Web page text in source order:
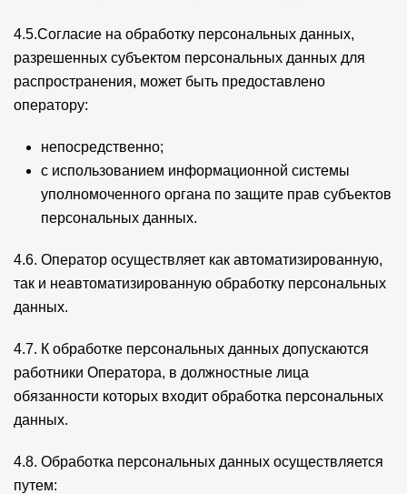
4.5.Согласие на обработку персональных данных,
разрешенных субъектом персональных данных для
распространения, может быть предоставлено
оператору:
непосредственно;
с использованием информационной системы
уполномоченного органа по защите прав субъектов
персональных данных.
4.6. Оператор осуществляет как автоматизированную,
так и неавтоматизированную обработку персональных
данных.
4.7. К обработке персональных данных допускаются
работники Оператора, в должностные лица
обязанности которых входит обработка персональных
данных.
4.8. Обработка персональных данных осуществляется
путем: